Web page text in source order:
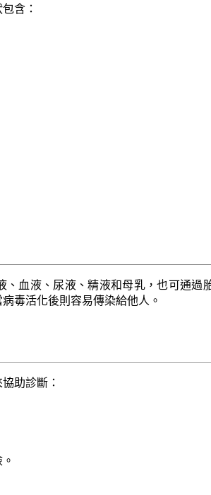
含：
血液、尿液、精液和母乳，也可通過
毒活化後則容易傳染給他人。
助診斷：